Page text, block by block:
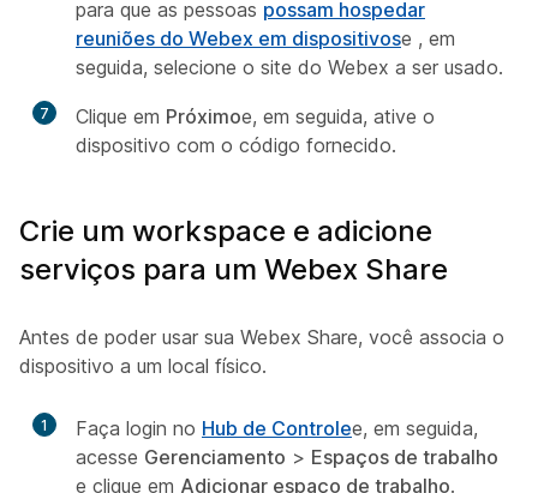
para que as pessoas possam hospedar
reuniões do Webex em dispositivose , em
seguida, selecione o site do Webex a ser usado.
7 Clique em Próximoe, em seguida, ative o
dispositivo com o código fornecido.
Crie um workspace e adicione
serviços para um Webex Share
Antes de poder usar sua Webex Share, você associa o
dispositivo a um local físico.
1 Faça login no Hub de Controlee, em seguida,
acesse Gerenciamento > Espaços de trabalho
e clique em Adicionar espaço de trabalho.